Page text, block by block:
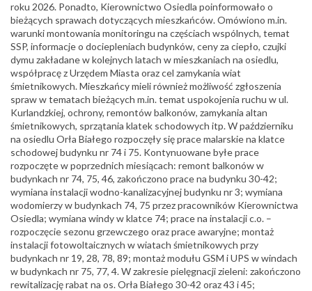
roku 2026. Ponadto, Kierownictwo Osiedla poinformowało o
bieżących sprawach dotyczących mieszkańców. Omówiono m.in.
warunki montowania monitoringu na częściach wspólnych, temat
SSP, informacje o dociepleniach budynków, ceny za ciepło, czujki
dymu zakładane w kolejnych latach w mieszkaniach na osiedlu,
współpracę z Urzędem Miasta oraz cel zamykania wiat
śmietnikowych. Mieszkańcy mieli również możliwość zgłoszenia
spraw w tematach bieżących m.in. temat uspokojenia ruchu w ul.
Kurlandzkiej, ochrony, remontów balkonów, zamykania altan
śmietnikowych, sprzątania klatek schodowych itp. W październiku
na osiedlu Orła Białego rozpoczęły się prace malarskie na klatce
schodowej budynku nr 74 i 75. Kontynuowane byłe prace
rozpoczęte w poprzednich miesiącach: remont balkonów w
budynkach nr 74, 75, 46, zakończono prace na budynku 30-42;
wymiana instalacji wodno-kanalizacyjnej budynku nr 3; wymiana
wodomierzy w budynkach 74, 75 przez pracowników Kierownictwa
Osiedla; wymiana windy w klatce 74; prace na instalacji c.o. –
rozpoczęcie sezonu grzewczego oraz prace awaryjne; montaż
instalacji fotowoltaicznych w wiatach śmietnikowych przy
budynkach nr 19, 28, 78, 89; montaż modułu GSM i UPS w windach
w budynkach nr 75, 77, 4.W zakresie pielęgnacji zieleni: zakończono
rewitalizację rabat na os. Orła Białego 30-42 oraz 43 i 45;